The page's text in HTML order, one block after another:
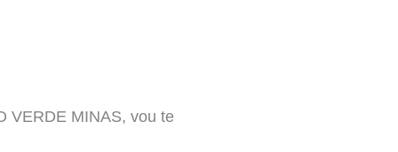
VERDE MINAS, vou te